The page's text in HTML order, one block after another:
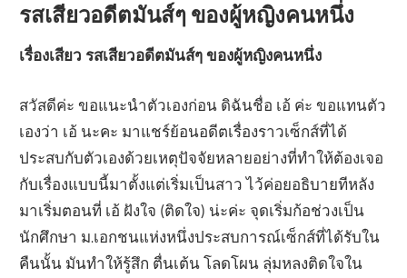
รสเสียวอดีตมันส์ๆ ของผู้หญิงคนหนึ่ง
เรื่องเสียว รสเสียวอดีตมันส์ๆ ของผู้หญิงคนหนึ่ง
สวัสดีค่ะ ขอแนะนำตัวเองก่อน ดิฉันชื่อ เอ้ ค่ะ ขอแทนตัว
เองว่า เอ้ นะคะ มาแชร์ย้อนอดีตเรื่องราวเซ็กส์ที่ได้
ประสบกับตัวเองด้วยเหตุปัจจัยหลายอย่างที่ทำให้ต้องเจอ
กับเรื่องแบบนี้มาตั้งแต่เริ่มเป็นสาว ไว้ค่อยอธิบายทีหลัง
มาเริ่มตอนที่ เอ้ ฝังใจ (ติดใจ) น่ะค่ะ จุดเริ่มก้อช่วงเป็น
นักศึกษา ม.เอกชนแห่งหนึ่งประสบการณ์เซ็กส์ที่ได้รับใน
คืนนั้น มันทำให้รู้สึก ตื่นเต้น โลดโผน ลุ่มหลงติดใจใน